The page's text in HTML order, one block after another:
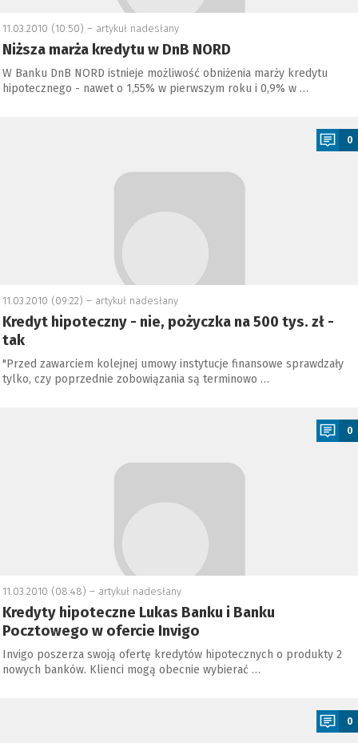
11.03.2010 (10:50) – artykuł nadesłany
Niższa marża kredytu w DnB NORD
W Banku DnB NORD istnieje możliwość obniżenia marży kredytu
hipotecznego - nawet o 1,55% w pierwszym roku i 0,9% w …
0
11.03.2010 (09:22) – artykuł nadesłany
Kredyt hipoteczny - nie, pożyczka na 500 tys. zł -
tak
"Przed zawarciem kolejnej umowy instytucje finansowe sprawdzały
tylko, czy poprzednie zobowiązania są terminowo …
0
11.03.2010 (08:48) – artykuł nadesłany
Kredyty hipoteczne Lukas Banku i Banku
Pocztowego w ofercie Invigo
Invigo poszerza swoją ofertę kredytów hipotecznych o produkty 2
nowych banków. Klienci mogą obecnie wybierać …
0